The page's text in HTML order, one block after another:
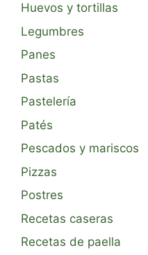
Huevos y tortillas
Legumbres
Panes
Pastas
Pastelería
Patés
Pescados y mariscos
Pizzas
Postres
Recetas caseras
Recetas de paella